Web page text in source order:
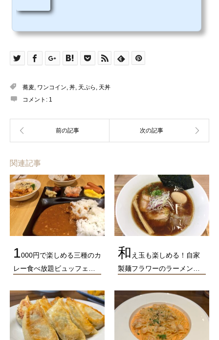
蕎麦, ワンコイン, 丼, 天ぷら , 天丼
コメント: 1
関連記事
1000円で楽しめる三種のカ
レー食べ放題ビュッフェ…
和 え玉も楽しめる！自家
製麺フラワーのラーメン…